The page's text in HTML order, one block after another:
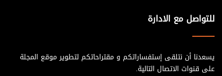
للتواصل مع الادارة
يسعدنا أن نتلقى إستفساراتكم و مقتراحاتكم لتطوير موقع المجلة
على قنوات الاتصال التالية.